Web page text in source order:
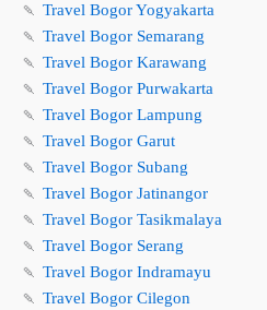
🍡 Travel Bogor Yogyakarta
🍡 Travel Bogor Semarang
🍡 Travel Bogor Karawang
🍡 Travel Bogor Purwakarta
🍡 Travel Bogor Lampung
🍡 Travel Bogor Garut
🍡 Travel Bogor Subang
🍡 Travel Bogor Jatinangor
🍡 Travel Bogor Tasikmalaya
🍡 Travel Bogor Serang
🍡 Travel Bogor Indramayu
🍡 Travel Bogor Cilegon